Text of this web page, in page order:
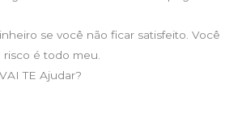
se você não ficar satisfeito. Você
é todo meu.
TE Ajudar?